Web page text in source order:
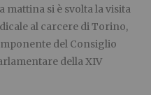
mattina si è svolta la visita
al carcere di Torino,
del Consiglio
della XIV